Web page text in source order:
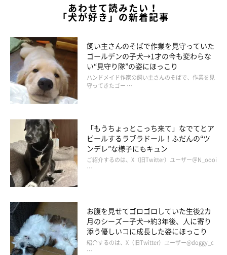
成長したとのこと。遊びの最中にも諦めない姿がよく見られると
いい、飼い主さんは感心しているのだとか。
そんなコッペパンちゃんは、顔は幼さを残しつつも体は日々成長
しているそうで、
「体高は先住犬のしらたまとほぼ同じになっ
た」といいます。
あわせて読みたい！
「犬が好き」の新着記事
飼い主さんのそばで作業を見守っていた
ゴールデンの子犬→1才の今も変わらな
い“見守り隊”の姿にほっこり
ハンドメイド作家の飼い主さんのそばで、作業を見
守ってきたゴー …
「もうちょっとこっち来て」なでてとア
ピールするラブラドール！ふだんの“ツ
ンデレ”な様子にもキュン
ご紹介するのは、X（旧Twitter）ユーザー＠N_oooi
…
お腹を見せてゴロゴロしていた生後2カ
月のシーズー子犬→約3年後、人に寄り
添う優しいコに成長した姿にほっこり
紹介するのは、X（旧Twitter）ユーザー@doggy_c
…